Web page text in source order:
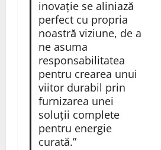
inovație se aliniază
perfect cu propria
noastră viziune, de a
ne asuma
responsabilitatea
pentru crearea unui
viitor durabil prin
furnizarea unei
soluții complete
pentru energie
curată.”